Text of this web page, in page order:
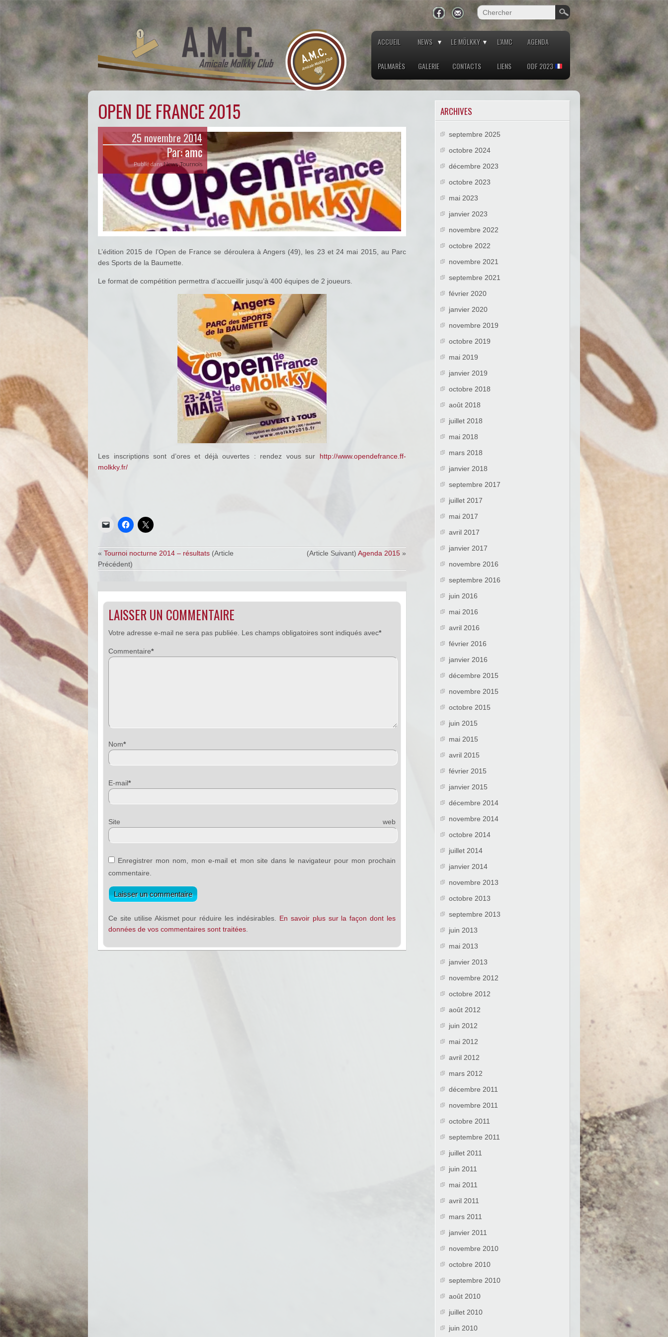
ACCUEIL NEWS LE MÖLKKY L’AMC AGENDA
PALMARÈS GALERIE CONTACTS LIENS ODF 2023
OPEN DE FRANCE 2015
25 novembre 2014
Par:amc
Publié dansNews,Tournois
L’édition 2015 de l’Open de France se déroulera à Angers (49), les 23 et 24 mai 2015, au Parc
des Sports de la Baumette.
Le format de compétition permettra d’accueillir jusqu’à 400 équipes de 2 joueurs.
Les inscriptions sont d’ores et déjà ouvertes : rendez vous sur http://www.opendefrance.ff-
molkky.fr/
« Tournoi nocturne 2014 – résultats (Article
Précédent)
(Article Suivant) Agenda 2015 »
LAISSER UN COMMENTAIRE
Votre adresse e-mail ne sera pas publiée. Les champs obligatoires sont indiqués avec*
Commentaire*
Nom*
E-mail*
Site web
Enregistrer mon nom, mon e-mail et mon site dans le navigateur pour mon prochain
commentaire.
Ce site utilise Akismet pour réduire les indésirables. En savoir plus sur la façon dont les
données de vos commentaires sont traitées
ARCHIVES
septembre 2025
octobre 2024
décembre 2023
octobre 2023
mai 2023
janvier 2023
novembre 2022
octobre 2022
novembre 2021
septembre 2021
février 2020
janvier 2020
novembre 2019
octobre 2019
mai 2019
janvier 2019
octobre 2018
août 2018
juillet 2018
mai 2018
mars 2018
janvier 2018
septembre 2017
juillet 2017
mai 2017
avril 2017
janvier 2017
novembre 2016
septembre 2016
juin 2016
mai 2016
avril 2016
février 2016
janvier 2016
décembre 2015
novembre 2015
octobre 2015
juin 2015
mai 2015
avril 2015
février 2015
janvier 2015
décembre 2014
novembre 2014
octobre 2014
juillet 2014
janvier 2014
novembre 2013
octobre 2013
septembre 2013
juin 2013
mai 2013
janvier 2013
novembre 2012
octobre 2012
août 2012
juin 2012
mai 2012
avril 2012
mars 2012
décembre 2011
novembre 2011
octobre 2011
septembre 2011
juillet 2011
juin 2011
mai 2011
avril 2011
mars 2011
janvier 2011
novembre 2010
octobre 2010
septembre 2010
août 2010
juillet 2010
juin 2010